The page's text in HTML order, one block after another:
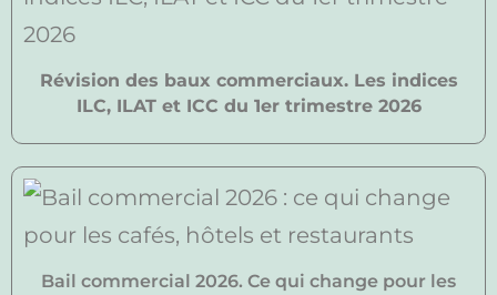
Révision des baux commerciaux. Les indices
ILC, ILAT et ICC du 1er trimestre 2026
Bail commercial 2026. Ce qui change pour les